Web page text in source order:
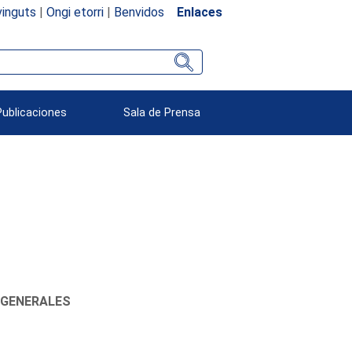
| Ongi etorri| Benvidos Enlaces
Sala de Prensa